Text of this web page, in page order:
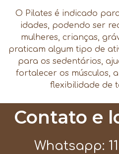
O Pilates é indicado
idades, podendo ser
mulheres, crianças,
praticam algum tipo de
para os sedentários,
fortalecer os músculos,
flexibilidade de
Contato e
Whatsapp: